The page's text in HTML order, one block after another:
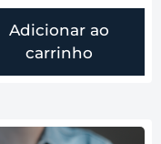
Adicionar ao
carrinho